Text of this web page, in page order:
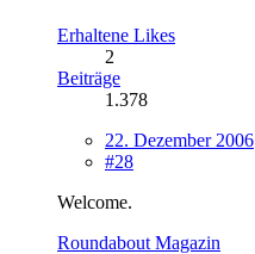
Erhaltene Likes
2
Beiträge
1.378
22. Dezember 2006
#28
Welcome.
Roundabout Magazin